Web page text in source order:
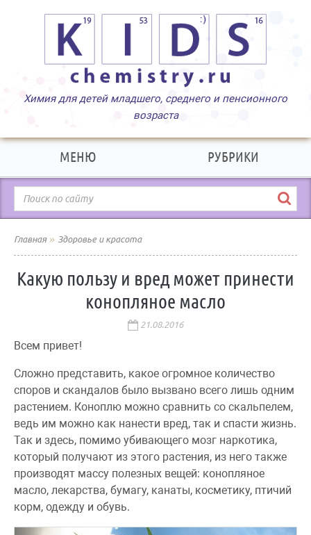
МЕНЮ РУБРИКИ
Главная» Здоровье и красота
Какую пользу и вред может принести
конопляное масло
21.08.2016
Всем привет!
Сложно представить, какое огромное количество
споров и скандалов было вызвано всего лишь одним
растением. Коноплю можно сравнить со скальпелем,
ведь им можно как нанести вред, так и спасти жизнь.
Так и здесь, помимо убивающего мозг наркотика,
который получают из этого растения, из него также
производят массу полезных вещей: конопляное
масло, лекарства, бумагу, канаты, косметику, птичий
корм, одежду и обувь.